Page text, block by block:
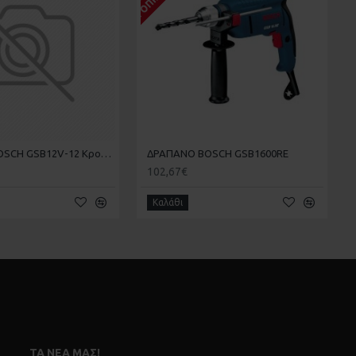
ΔΡΑΠΑΝΟ BOSCH GSB12V-12 Κρουστικό Μπαταρίας 12V 2x2Ah ΔΡΑΠΑΝΟ BOSCH GSB1600RE
102,67€
Καλάθι
ΤΑ ΝΈΑ ΜΑΣ!